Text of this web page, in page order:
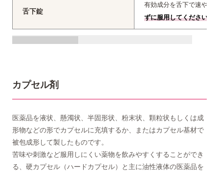
舌下錠
有効成分を舌下で速やか
ずに服用してください。
カプセル剤
医薬品を液状、懸濁状、半固形状、粉末状、顆粒状もしくは成
形物などの形でカプセルに充填するか、またはカプセル基材で
被包成形して製したものです。
苦味や刺激など服用しにくい薬物を飲みやすくすることができ
る、硬カプセル（ハードカプセル）と主に油性液体の医薬品を